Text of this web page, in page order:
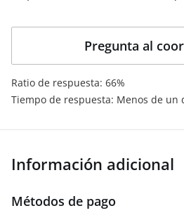
Pregunta al
Ratio de respuesta: 66%
Tiempo de respuesta: Menos de un
Información adicional
Métodos de pago